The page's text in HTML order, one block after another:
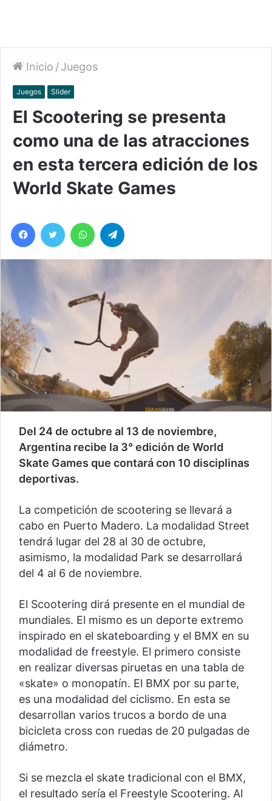
Inicio /Juegos
Juegos Slider
El Scootering se presenta
como una de las atracciones
en esta tercera edición de los
World Skate Games
Facebook
Twitter WhatsApp
Del 24 de octubre al 13 de noviembre,
Argentina recibe la 3° edición de World
Skate Games que contará con 10 disciplinas
deportivas.
La competición de scootering se llevará a
cabo en Puerto Madero. La modalidad Street
tendrá lugar del 28 al 30 de octubre,
asimismo, la modalidad Park se desarrollará
del 4 al 6 de noviembre.
El Scootering dirá presente en el mundial de
mundiales. El mismo es un deporte extremo
inspirado en el skateboarding y el BMX en su
modalidad de freestyle. El primero consiste
en realizar diversas piruetas en una tabla de
«skate» o monopatín. El BMX por su parte,
es una modalidad del ciclismo. En esta se
desarrollan varios trucos a bordo de una
bicicleta cross con ruedas de 20 pulgadas de
diámetro.
Si se mezcla el skate tradicional con el BMX,
el resultado sería el Freestyle Scootering. Al